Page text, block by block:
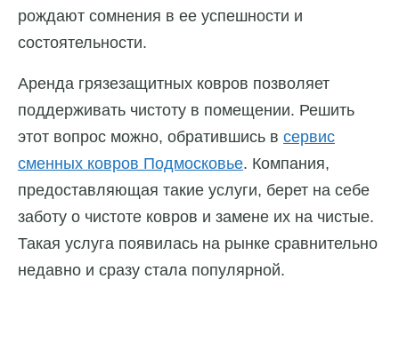
рождают сомнения в ее успешности и
состоятельности.
Аренда грязезащитных ковров позволяет
поддерживать чистоту в помещении. Решить
этот вопрос можно, обратившись в сервис
сменных ковров Подмосковье. Компания,
предоставляющая такие услуги, берет на себе
заботу о чистоте ковров и замене их на чистые.
Такая услуга появилась на рынке сравнительно
недавно и сразу стала популярной.